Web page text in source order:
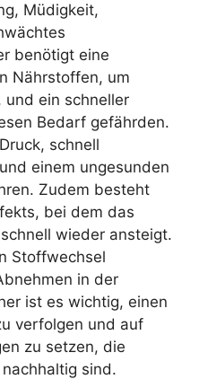
Müdigkeit,
benötigt eine
Nährstoffen, um
und ein schneller
Bedarf gefährden.
schnell
einem ungesunden
Zudem besteht
bei dem das
wieder ansteigt.
Stoffwechsel
in der
ist es wichtig, einen
verfolgen und auf
zu setzen, die
sind.